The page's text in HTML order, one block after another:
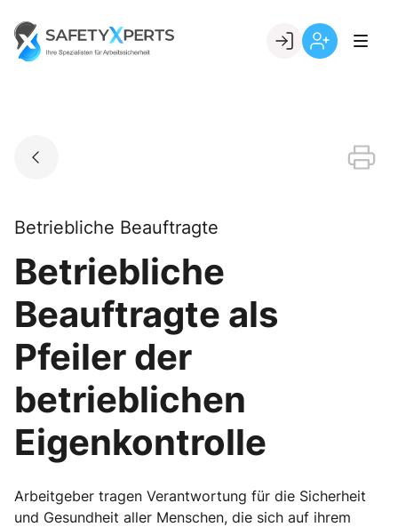
content
Go to landing page.
Betriebliche Beauftragte
Betriebliche
Beauftragte als
Pfeiler der
betrieblichen
Eigenkontrolle
Arbeitgeber tragen Verantwortung für die Sicherheit
und Gesundheit aller Menschen, die sich auf ihrem